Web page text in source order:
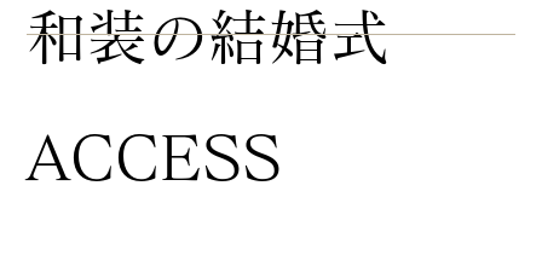
​和装の結婚式
ACCESS